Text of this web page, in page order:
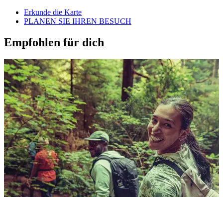
Erkunde die Karte
PLANEN SIE IHREN BESUCH
Empfohlen für dich